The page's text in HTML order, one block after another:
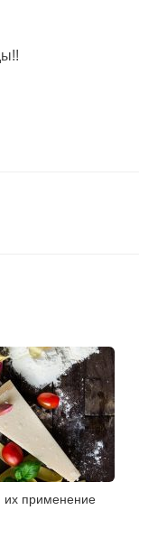
их применение